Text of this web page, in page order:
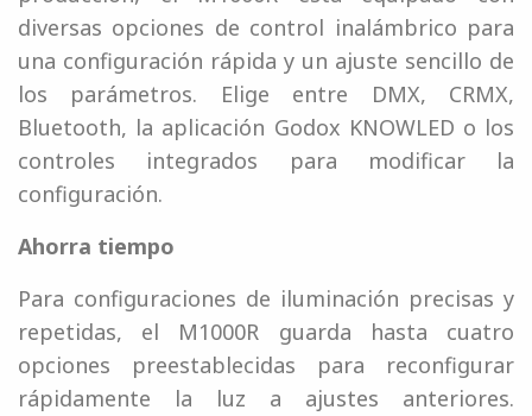
diversas opciones de control inalámbrico para
una configuración rápida y un ajuste sencillo de
los parámetros. Elige entre DMX, CRMX,
Bluetooth, la aplicación Godox KNOWLED o los
controles integrados para modificar la
configuración.
Ahorra tiempo
Para configuraciones de iluminación precisas y
repetidas, el M1000R guarda hasta cuatro
opciones preestablecidas para reconfigurar
rápidamente la luz a ajustes anteriores.